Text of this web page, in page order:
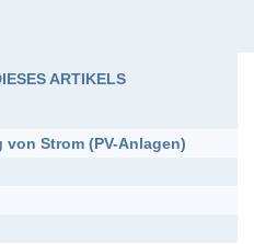
ARTIKELS
Strom (PV-Anlagen)